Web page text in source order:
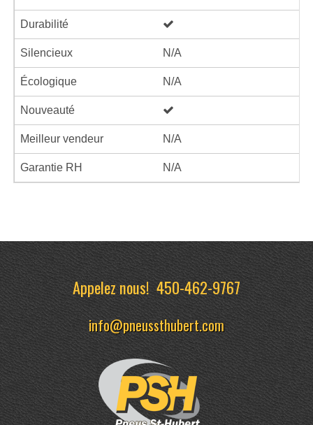
Durabilité
Silencieux N/A
Écologique N/A
Nouveauté
Meilleur vendeur N/A
Garantie RH N/A
Appelez nous!450-462-9767
info@pneussthubert.com